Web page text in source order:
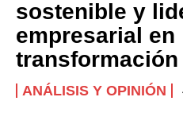
sostenible y
empresarial en
transformación
ANÁLISIS Y OPINIÓN